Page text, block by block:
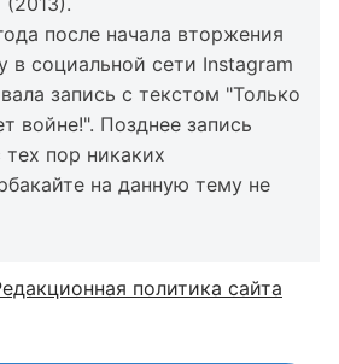
после начала вторжения
в социальной сети Instagram
запись с текстом "Только
войне!". Позднее запись
пор никаких
на данную тему не
политика сайта